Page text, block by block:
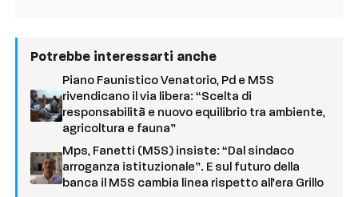
Potrebbe interessarti anche
Piano Faunistico Venatorio, Pd e M5S
rivendicano il via libera: “Scelta di
responsabilità e nuovo equilibrio tra ambiente,
agricoltura e fauna”
Mps, Fanetti (M5S) insiste: “Dal sindaco
arroganza istituzionale”. E sul futuro della
banca il M5S cambia linea rispetto all’era Grillo